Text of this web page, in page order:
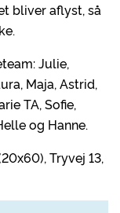
bliver aflyst, så
Julie,
Maja, Astrid,
TA, Sofie,
og Hanne.
Tryvej 13,